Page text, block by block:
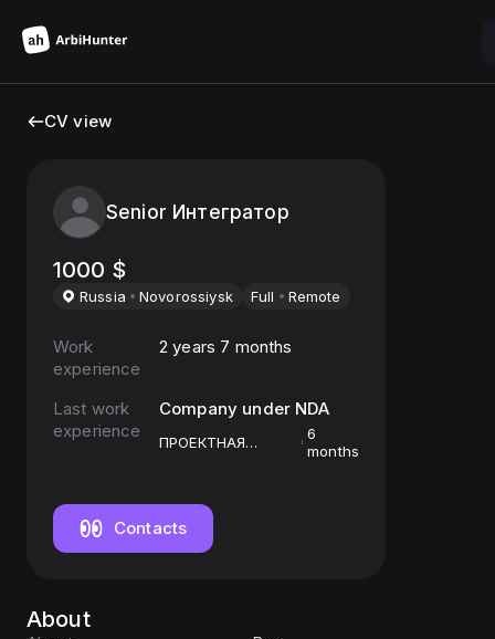
CV view
Senior Интегратор
1000 $
Russia Novorossiysk Full Remote
Work
experience
2 years 7 months
Last work
experience
Company under NDA
ПРОЕКТНАЯ
Gambling, Crypto)
6
months
Contacts
About